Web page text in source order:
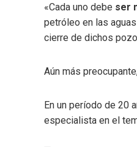
«Cada uno debe ser
petróleo en las
cierre de dichos
Aún más
En un período de 20
especialista en el